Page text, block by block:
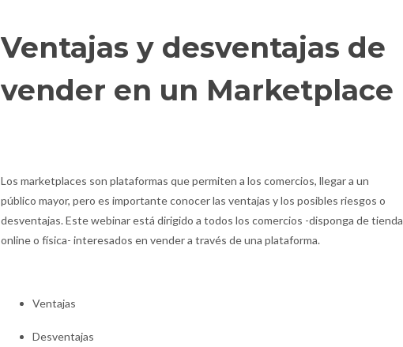
Ventajas y desventajas de
vender en un Marketplace
Los marketplaces son plataformas que permiten a los comercios, llegar a un
público mayor, pero es importante conocer las ventajas y los posibles riesgos o
desventajas. Este webinar está dirigido a todos los comercios -disponga de tienda
online o física- interesados en vender a través de una plataforma.
Ventajas
Desventajas